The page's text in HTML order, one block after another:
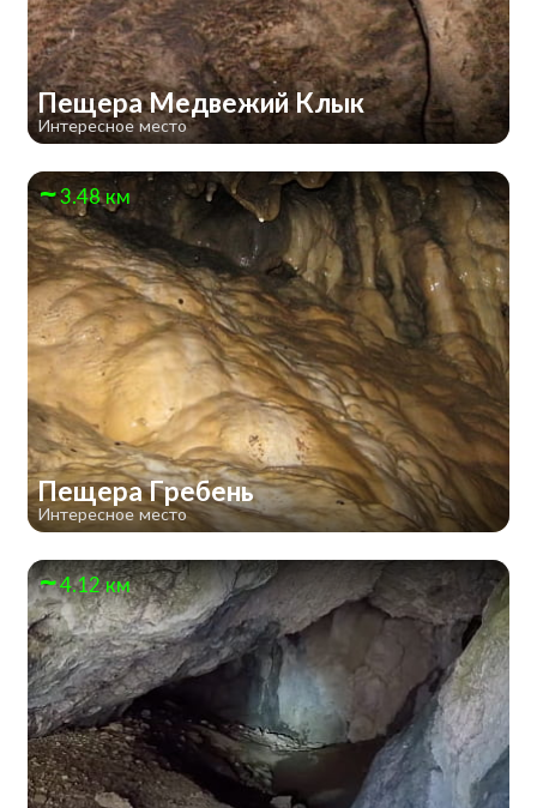
Пещера Медвежий Клык
Интересное место
3.48 км
Пещера Гребень
Интересное место
4.12 км